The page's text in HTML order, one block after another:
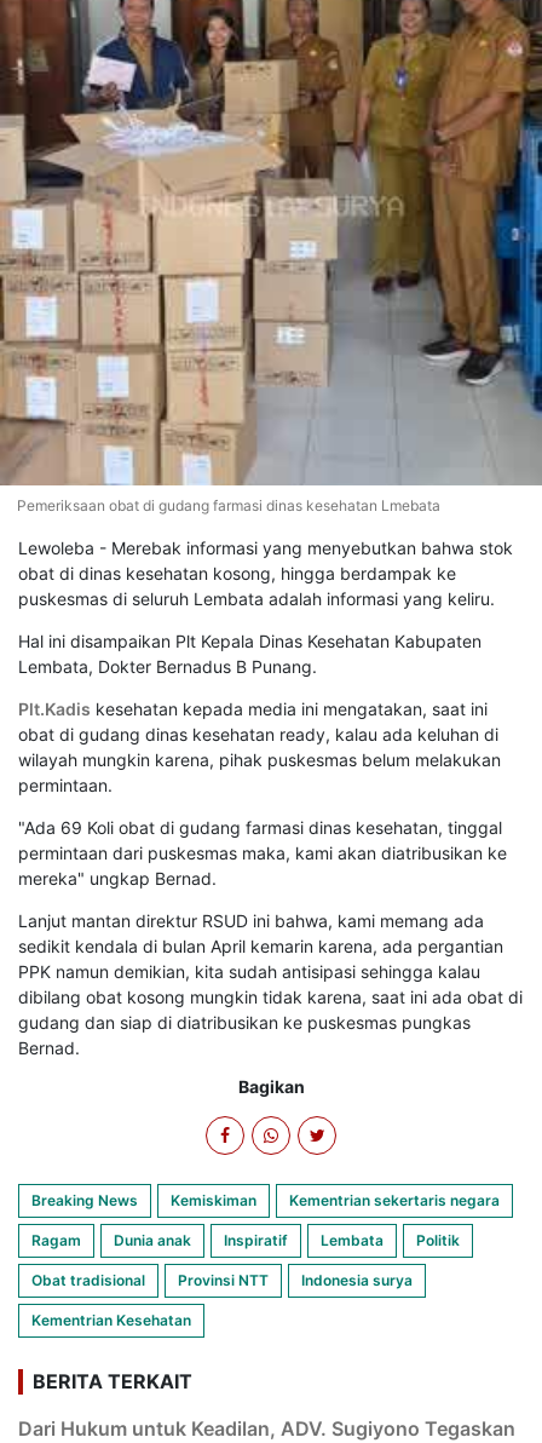
Pemeriksaan obat di gudang farmasi dinas kesehatan Lmebata
Lewoleba - Merebak informasi yang menyebutkan bahwa stok
obat di dinas kesehatan kosong, hingga berdampak ke
puskesmas di seluruh Lembata adalah informasi yang keliru.
Hal ini disampaikan Plt Kepala Dinas Kesehatan Kabupaten
Lembata, Dokter Bernadus B Punang.
Plt.Kadis kesehatan kepada media ini mengatakan, saat ini
obat di gudang dinas kesehatan ready, kalau ada keluhan di
wilayah mungkin karena, pihak puskesmas belum melakukan
permintaan.
"Ada 69 Koli obat di gudang farmasi dinas kesehatan, tinggal
permintaan dari puskesmas maka, kami akan diatribusikan ke
mereka" ungkap Bernad.
Lanjut mantan direktur RSUD ini bahwa, kami memang ada
sedikit kendala di bulan April kemarin karena, ada pergantian
PPK namun demikian, kita sudah antisipasi sehingga kalau
dibilang obat kosong mungkin tidak karena, saat ini ada obat di
gudang dan siap di diatribusikan ke puskesmas pungkas
Bernad.
Bagikan
Breaking News Kemiskiman Kementrian sekertaris negara
Ragam Dunia anak Inspiratif Lembata Politik
Obat tradisional Provinsi NTT Indonesia surya
Kementrian Kesehatan
BERITA TERKAIT
Dari Hukum untuk Keadilan, ADV. Sugiyono Tegaskan